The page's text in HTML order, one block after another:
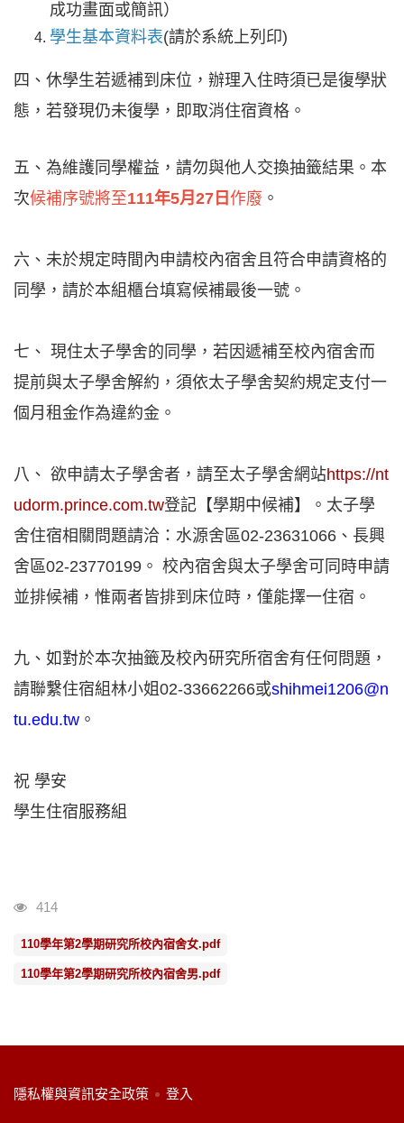
成功畫面或簡訊）
學生基本資料表(請於系統上列印)
四、休學生若遞補到床位，辦理入住時須已是復學狀
態，若發現仍未復學，即取消住宿資格。
五、為維護同學權益，請勿與他人交換抽籤結果。本
次候補序號將至111年5月27日 作廢 。
六、未於規定時間內申請校內宿舍且符合申請資格的
同學，請於本組櫃台填寫候補最後一號。
七、 現住太子學舍的同學，若因遞補至校內宿舍而
提前與太子學舍解約，須依太子學舍契約規定支付一
個月租金作為違約金。
八、 欲申請太子學舍者，請至太子學舍網站https://nt
udorm.prince.com.tw登記【學期中候補】。太子學
舍住宿相關問題請洽：水源舍區02-23631066、長興
舍區02-23770199。 校內宿舍與太子學舍可同時申請
並排候補，惟兩者皆排到床位時，僅能擇一住宿。
九、如對於本次抽籤及校內研究所宿舍有任何問題，
請聯繫住宿組林小姐02-33662266或shihmei1206@n
tu.edu.tw 。
祝 學安
學生住宿服務組
瀏覽人次
414
110學年第2學期研究所校內宿舍女.pdf
110學年第2學期研究所校內宿舍男.pdf
:::
隱私權與資訊安全政策 登入